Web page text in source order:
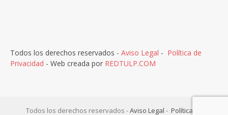
Todos los derechos reservados - Aviso Legal - Política de
Privacidad - Web creada por REDTULP.COM
Todos los derechos reservados -Aviso Legal - Política de